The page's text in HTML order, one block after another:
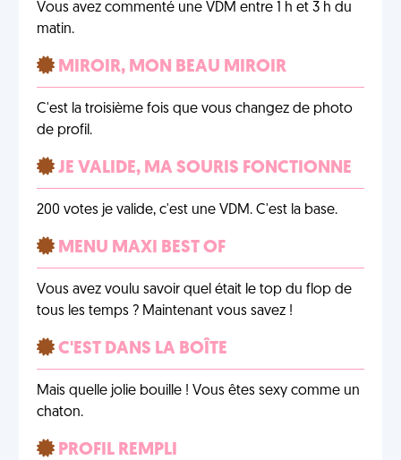
Vous avez commenté une VDM entre 1 h et 3 h du
matin.
MIROIR, MON BEAU MIROIR
C'est la troisième fois que vous changez de photo
de profil.
JE VALIDE, MA SOURIS FONCTIONNE
200 votes je valide, c'est une VDM. C'est la base.
MENU MAXI BEST OF
Vous avez voulu savoir quel était le top du flop de
tous les temps ? Maintenant vous savez !
C'EST DANS LA BOÎTE
Mais quelle jolie bouille ! Vous êtes sexy comme un
chaton.
PROFIL REMPLI